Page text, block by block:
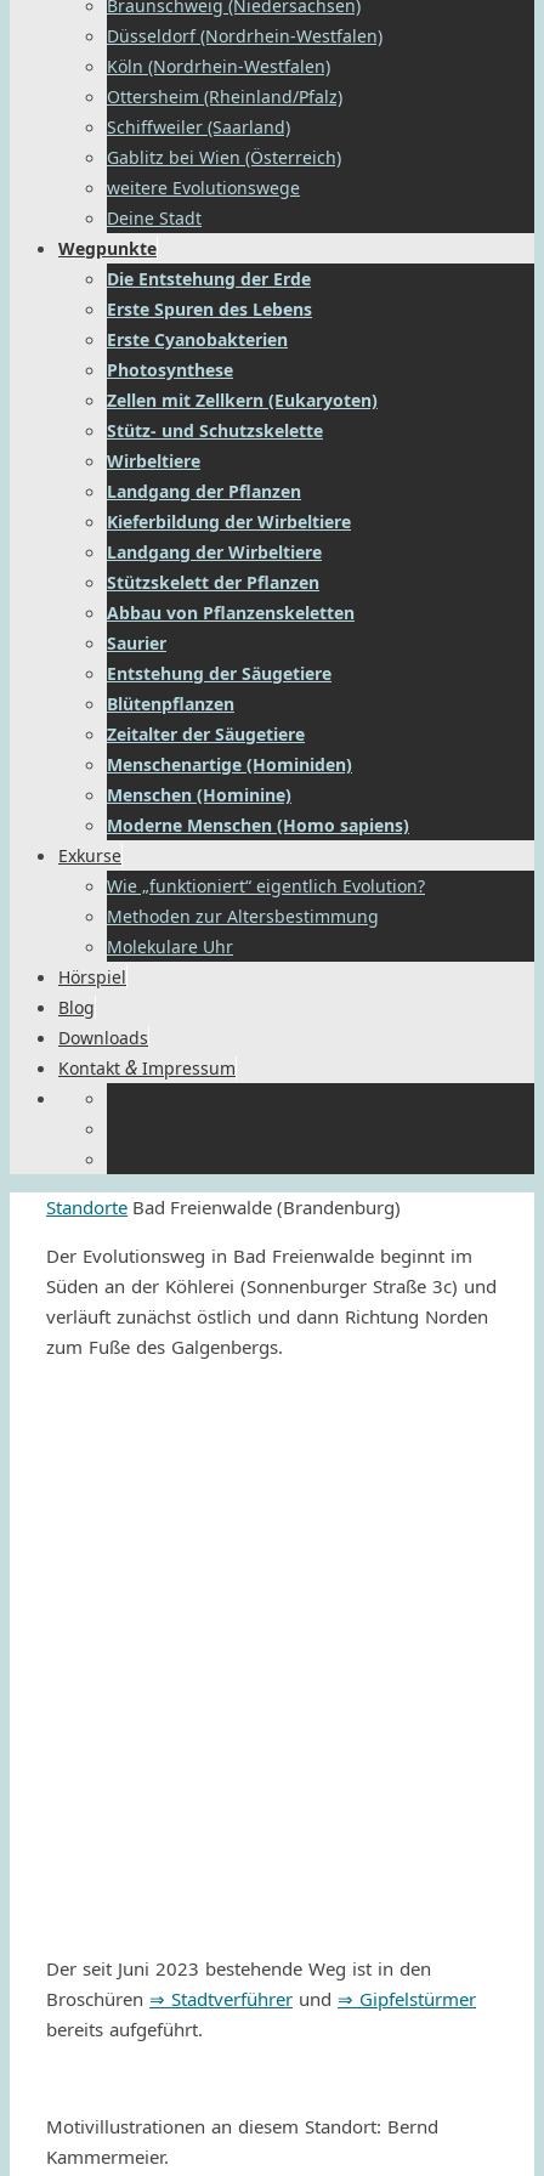
Braunschweig (Niedersachsen)
Düsseldorf (Nordrhein-Westfalen)
Köln (Nordrhein-Westfalen)
Ottersheim (Rheinland/Pfalz)
Schiffweiler (Saarland)
Gablitz bei Wien (Österreich)
weitere Evolutionswege
Deine Stadt
Wegpunkte
Die Entstehung der Erde
Erste Spuren des Lebens
Erste Cyanobakterien
Photosynthese
Zellen mit Zellkern (Eukaryoten)
Stütz- und Schutzskelette
Wirbeltiere
Landgang der Pflanzen
Kieferbildung der Wirbeltiere
Landgang der Wirbeltiere
Stützskelett der Pflanzen
Abbau von Pflanzenskeletten
Saurier
Entstehung der Säugetiere
Blütenpflanzen
Zeitalter der Säugetiere
Menschenartige (Hominiden)
Menschen (Hominine)
Moderne Menschen (Homo sapiens)
Exkurse
Wie „funktioniert“ eigentlich Evolution?
Methoden zur Altersbestimmung
Molekulare Uhr
Hörspiel
Blog
Downloads
Kontakt & Impressum
Start
Standorte Bad Freienwalde (Brandenburg)
Der Evolu­ti­ons­weg in Bad Frei­en­walde beginnt im
Süden an der Köhle­rei (Sonnen­bur­ger Straße 3c) und
verläuft zunächst östlich und dann Rich­tung Norden
zum Fuße des Galgenbergs.
Der seit Juni 2023 bestehende Weg ist in den
Broschü­ren ⇒ Stadt­ver­füh­rer und ⇒ Gipfel­stür­mer
bereits aufgeführt.
Moti­vil­lus­tra­tio­nen an diesem Stand­ort: Bernd
Kammermeier.